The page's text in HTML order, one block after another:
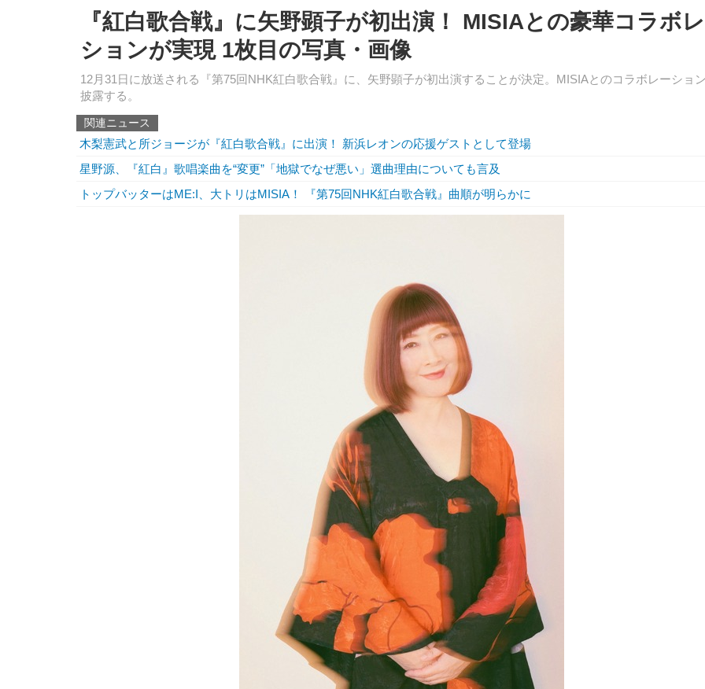
『紅白歌合戦』に矢野顕子が初出演！ MISIAとの豪華コラボ
ションが実現 1枚目の写真・画像
12月31日に放送される『第75回NHK紅白歌合戦』に、矢野顕子が初出演することが決定。MISIAとのコラボレーショ
披露する。
関連ニュース
木梨憲武と所ジョージが『紅白歌合戦』に出演！ 新浜レオンの応援ゲストとして登場
星野源、『紅白』歌唱楽曲を“変更”「地獄でなぜ悪い」選曲理由についても言及
トップバッターはME:I、大トリはMISIA！ 『第75回NHK紅白歌合戦』曲順が明らかに